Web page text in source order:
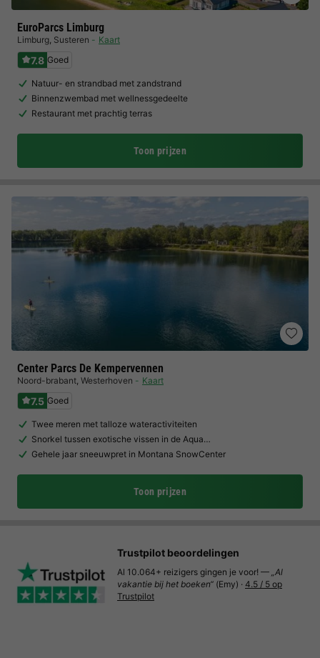
EuroParcs Limburg
Limburg, Susteren Kaart
7.8 Goed
Natuur- en strandbad met zandstrand
Binnenzwembad met wellnessgedeelte
Restaurant met prachtig terras
Toon prijzen
Center Parcs De Kempervennen
Noord-brabant, Westerhoven Kaart
7.5 Goed
Twee meren met talloze wateractiviteiten
Snorkel tussen exotische vissen in de Aqua…
Gehele jaar sneeuwpret in Montana SnowCenter
Toon prijzen
Trustpilot beoordelingen
Al 10.064+ reizigers gingen je voor! — „Al
vakantie bij het boeken“ (Emy) · 4.5 / 5 op
Trustpilot